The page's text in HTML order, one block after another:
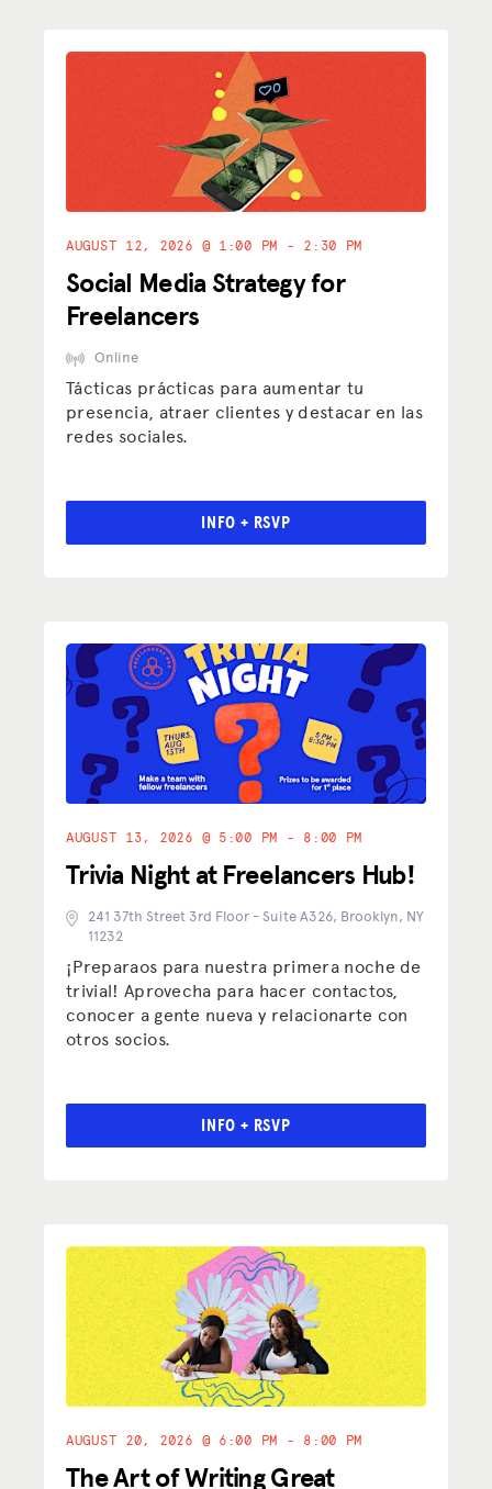
BLOG
DISFRUTA DE LAS VENTAJAS
CENTRO DE IMPUESTOS
EVENTOS
ASESORAMIENTO JURÍDICO
Social Media Strategy for
Freelancers
AUGUST 12, 2026 @ 1:00 PM - 2:30 PM
Online
Tácticas prácticas para aumentar tu
presencia, atraer clientes y destacar en las
redes sociales.
INFO + RSVP
Trivia Night at Freelancers Hub!
AUGUST 13, 2026 @ 5:00 PM - 8:00 PM
241 37th Street 3rd Floor - Suite A326, Brooklyn, NY
11232
¡Preparaos para nuestra primera noche de
trivial! Aprovecha para hacer contactos,
conocer a gente nueva y relacionarte con
otros socios.
INFO + RSVP
The Art of Writing Great
AUGUST 20, 2026 @ 6:00 PM - 8:00 PM